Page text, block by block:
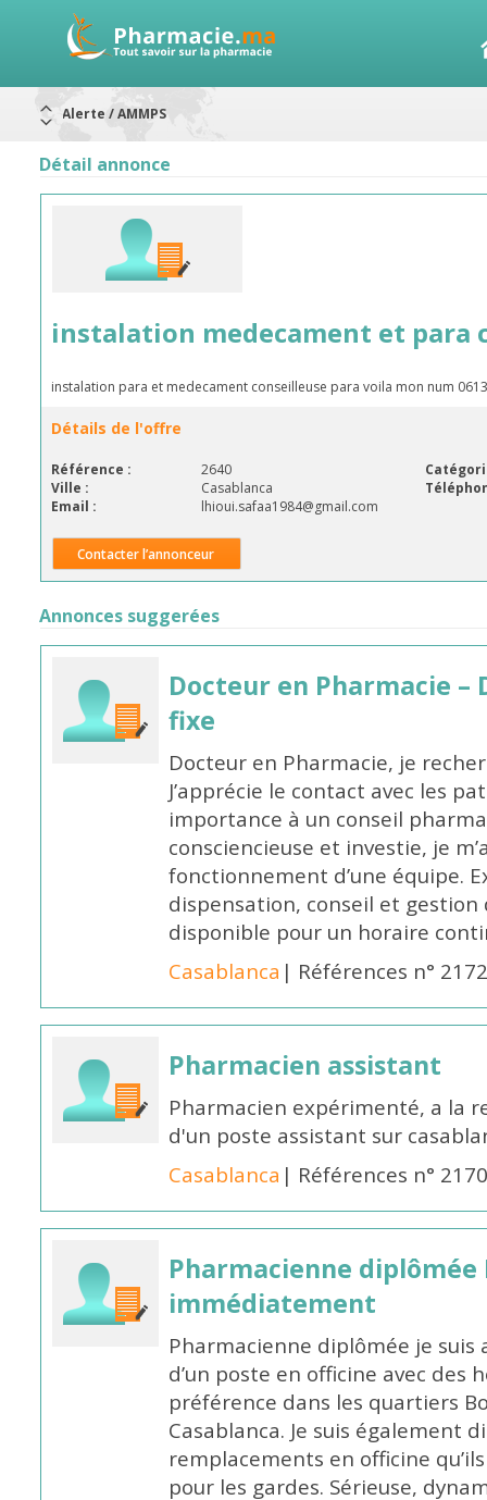
Aureomycine ophtalmique : Rappel de lots
RAPPELS DE LOTS
Rappel de lots : ANTITOXINE TÉTANIQUE 1500.
Détail annonce
instalation medecament et para
instalation para et medecament conseilleuse para voila mon num
Détails de l'offre
Référence : 2640
Ville :
Casablanca
Email :
lhioui.safaa1984@gmail.com
Contacter l’annonceur
Annonces suggerées
Docteur en Pharmacie
fixe
Docteur en Pharmacie, je
J’apprécie le contact avec les
importance à un conseil
consciencieuse et investie, je
fonctionnement d’une équipe.
dispensation, conseil et gestion
disponible pour un horaire
Casablanca | Références n°
Pharmacien assistant
Pharmacien expérimenté, a la
d'un poste assistant sur
Casablanca | Références n°
Pharmacienne diplômée
immédiatement
Pharmacienne diplômée je
d’un poste en officine avec des
préférence dans les quartiers
Casablanca. Je suis également
remplacements en officine
pour les gardes. Sérieuse,